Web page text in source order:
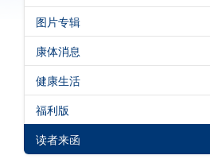
图片专辑
康体消息
健康生活
福利版
读者来函